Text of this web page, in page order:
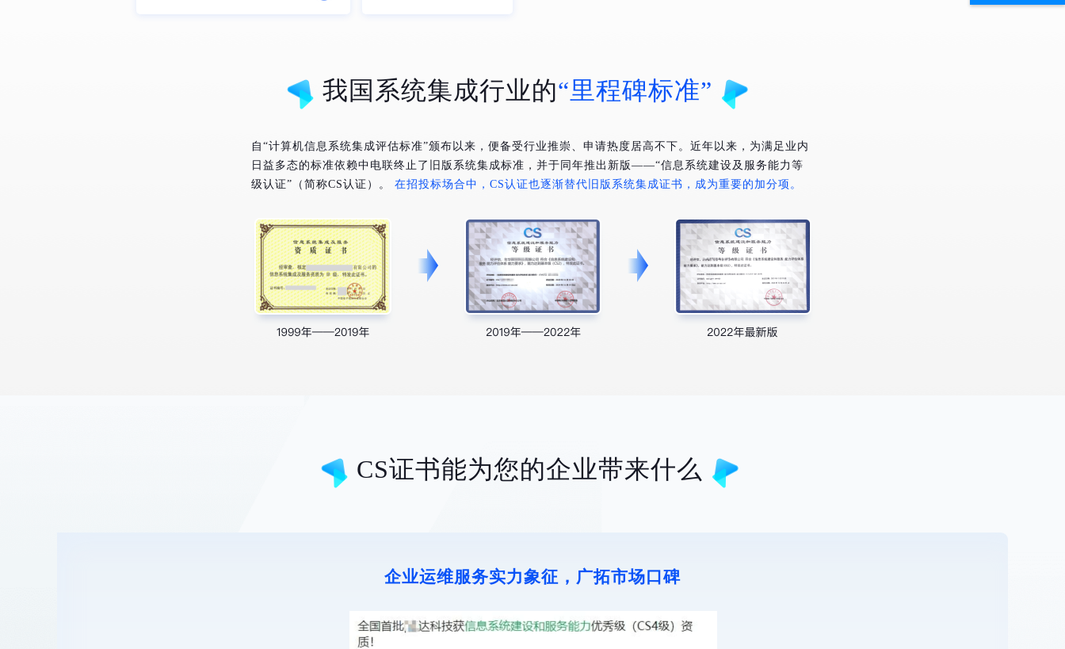
我国系统集成行业的“里程碑标准”
自“计算机信息系统集成评估标准”颁布以来，便备受行业推崇、申请热度居高不下。近年以来，为满足业内
日益多态的标准依赖中电联终止了旧版系统集成标准，并于同年推出新版——“信息系统建设及服务能力等
级认证”（简称CS认证）。 在招投标场合中，CS认证也逐渐替代旧版系统集成证书，成为重要的加分项。
CS证书能为您的企业带来什么
企业运维服务实力象征，广拓市场口碑